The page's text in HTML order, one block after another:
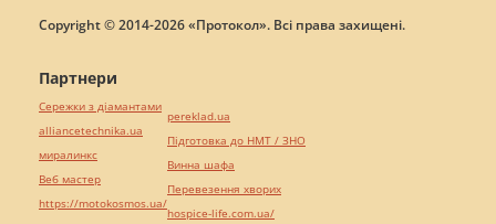
Copyright © 2014-2026 «Протокол». Всі права захищені.
Партнери
Сережки з діамантами
alliancetechnika.ua
миралинкс
Веб мастер
https://motokosmos.ua/
pereklad.ua
Підготовка до НМТ / ЗНО
Винна шафа
Перевезення хворих
hospice-life.com.ua/